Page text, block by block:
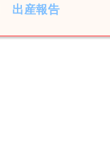
出産報告